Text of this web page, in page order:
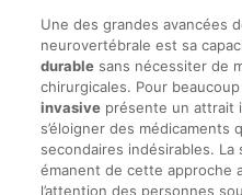
Une des grandes avancées
neurovertébrale est sa
durablesans nécessiter de
chirurgicales. Pour
invasiveprésente un attrait
s’éloigner des
secondaires indésirables.
émanent de cette approche
l’attention des personnes